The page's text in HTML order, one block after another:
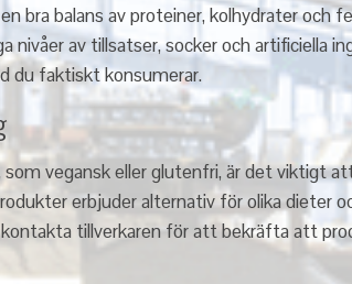
bra balans av proteiner, kolhydrater och
nivåer av tillsatser, socker och artificiella
du faktiskt konsumerar.
som vegansk eller glutenfri, är det viktigt
erbjuder alternativ för olika dieter
tillverkaren för att bekräfta att